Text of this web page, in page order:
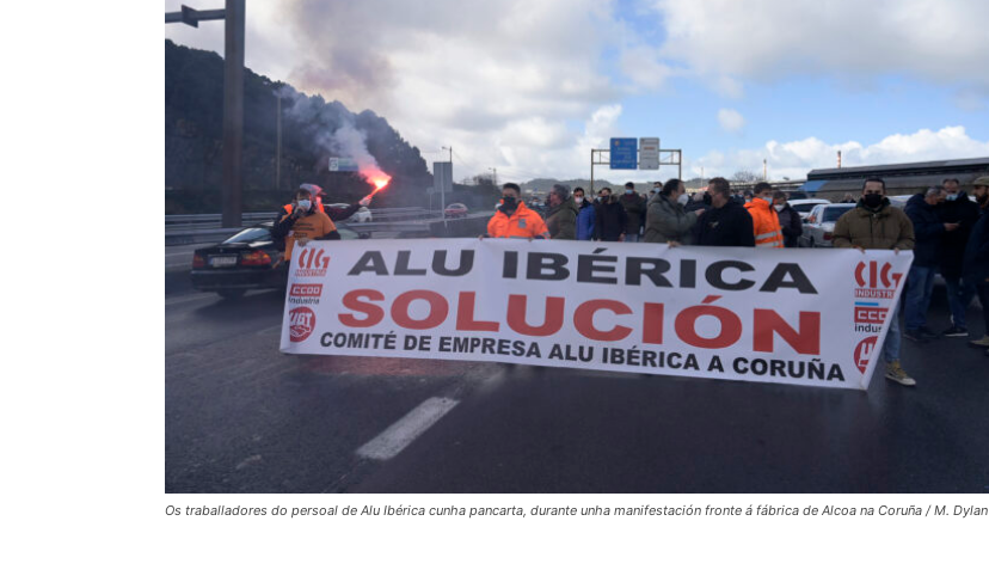
Os traballadores do persoal de Alu Ibérica cunha pancarta, durante unha manifestación fronte á fábrica de Alcoa na Coruña / M. Dylan